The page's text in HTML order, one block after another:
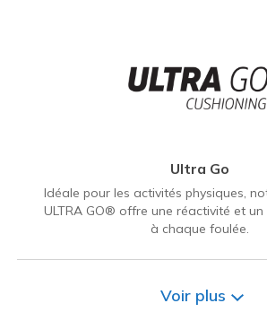
Ultra Go
Idéale pour les activités physiques,
ULTRA GO® offre une réactivité et
à chaque foulée.
Voir plus